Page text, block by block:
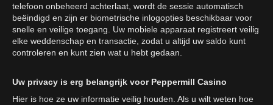
telefoon onbeheerd achterlaat, wordt de sessie automatisch
beëindigd en zijn er biometrische inlogopties beschikbaar voor
snelle en veilige toegang. Uw mobiele apparaat registreert veilig
elke weddenschap en transactie, zodat u altijd uw saldo kunt
controleren en kunt zien wat u hebt gedaan.
Uw privacy is erg belangrijk voor Peppermill Casino
Hier is hoe ze uw informatie veilig houden. Als u wilt weten hoe